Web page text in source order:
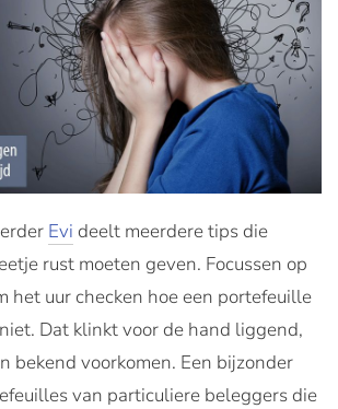
Evi deelt meerdere tips die
rust moeten geven. Focussen op
het uur checken hoe een portefeuille
Dat klinkt voor de hand liggend,
bekend voorkomen. Een bijzonder
van particuliere beleggers die